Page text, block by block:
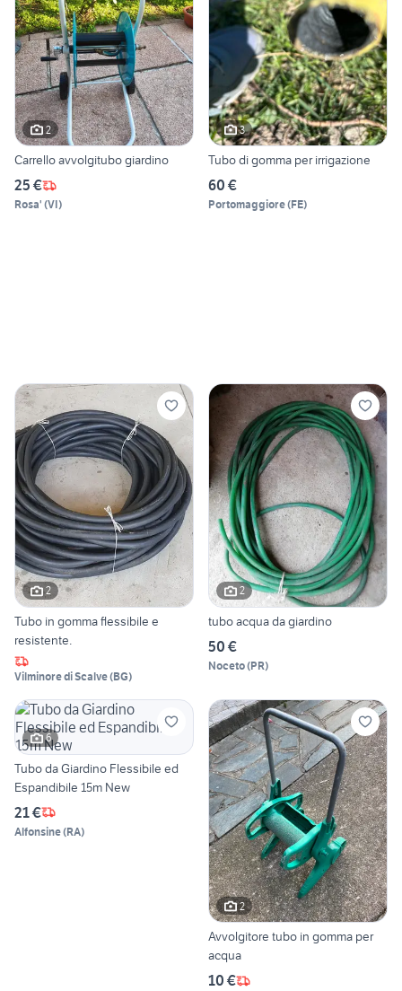
2
Carrello avvolgitubo giardino
25 €
Rosa' (VI)
3
Tubo di gomma per irrigazione
60 €
Portomaggiore(FE)
2
Tubo in gomma flessibile e
resistente.
Vilminore di Scalve(BG)
2
tubo acqua da giardino
50 €
Noceto(PR)
6
Tubo da Giardino Flessibile ed
Espandibile 15m New
21 €
Alfonsine(RA)
2
Avvolgitore tubo in gomma per
acqua
10 €